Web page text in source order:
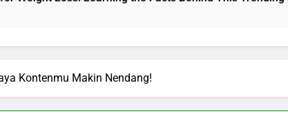
Kontenmu Makin Nendang!